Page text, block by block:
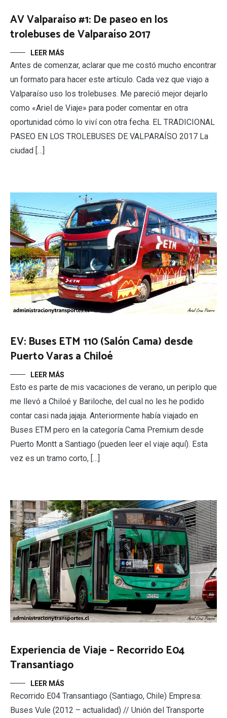
AV Valparaíso #1: De paseo en los
trolebuses de Valparaíso 2017
LEER MÁS
Antes de comenzar, aclarar que me costó mucho encontrar
un formato para hacer este artículo. Cada vez que viajo a
Valparaíso uso los trolebuses. Me pareció mejor dejarlo
como «Ariel de Viaje» para poder comentar en otra
oportunidad cómo lo viví con otra fecha. EL TRADICIONAL
PASEO EN LOS TROLEBUSES DE VALPARAÍSO 2017 La
ciudad […]
EV: Buses ETM 110 (Salón Cama) desde
Puerto Varas a Chiloé
LEER MÁS
Esto es parte de mis vacaciones de verano, un periplo que
me llevó a Chiloé y Bariloche, del cual no les he podido
contar casi nada jajaja. Anteriormente había viajado en
Buses ETM pero en la categoría Cama Premium desde
Puerto Montt a Santiago (pueden leer el viaje aquí). Esta
vez es un tramo corto, […]
Experiencia de Viaje – Recorrido E04
Transantiago
LEER MÁS
Recorrido E04 Transantiago (Santiago, Chile) Empresa:
Buses Vule (2012 – actualidad) // Unión del Transporte